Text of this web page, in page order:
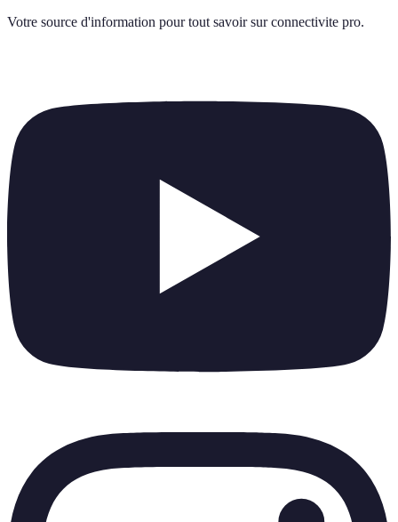
Votre source d'information pour tout savoir sur connectivite pro.